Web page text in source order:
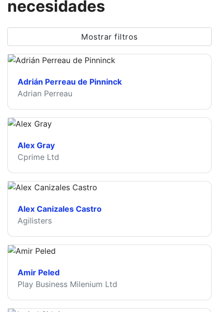
necesidades
Mostrar filtros
Adrián Perreau de Pinninck
Adrian Perreau
Alex Gray
Cprime Ltd
Alex Canizales Castro
Agilisters
Amir Peled
Play Business Milenium Ltd